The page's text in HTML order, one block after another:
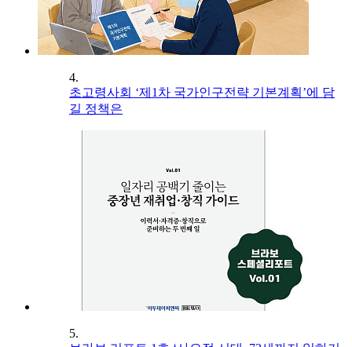
4.
초고령사회 ‘제1차 국가인구전략 기본계획’에 담
길 정책은
5.